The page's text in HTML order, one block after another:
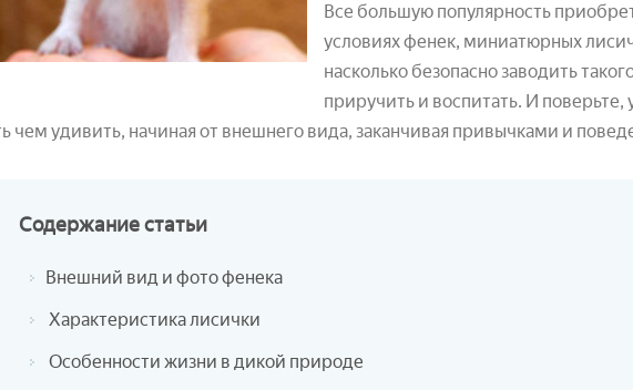
Все большую популярность
условиях фенек, миниатюрных
насколько безопасно заводить
приручить и воспитать. И поверьте,
чем удивить, начиная от внешнего вида, заканчивая привычками и
Содержаниестатьи
Внешний вид и фото фенека
Характеристика лисички
Особенности жизни в дикой природе